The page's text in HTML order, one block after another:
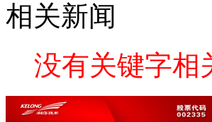
相关新闻
没有关键字相